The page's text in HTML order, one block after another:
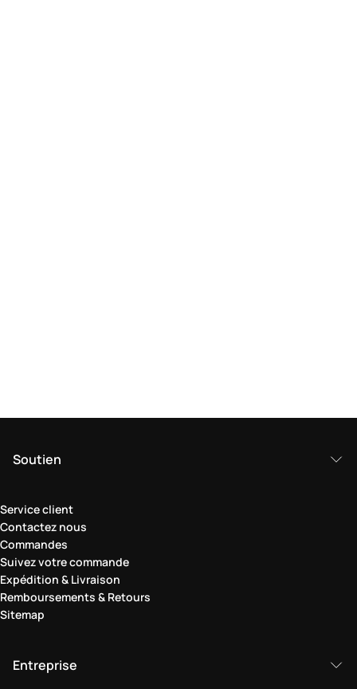
Soutien
Service client
Contactez nous
Commandes
Suivez votre commande
Expédition & Livraison
Remboursements & Retours
Sitemap
Entreprise